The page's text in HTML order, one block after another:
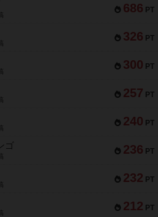
686 PT
326 PT
300 PT
257 PT
240 PT
236 PT
ゴ
232 PT
212 PT